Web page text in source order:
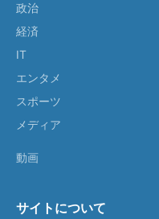
政治
経済
IT
エンタメ
スポーツ
メディア
動画
サイトについて